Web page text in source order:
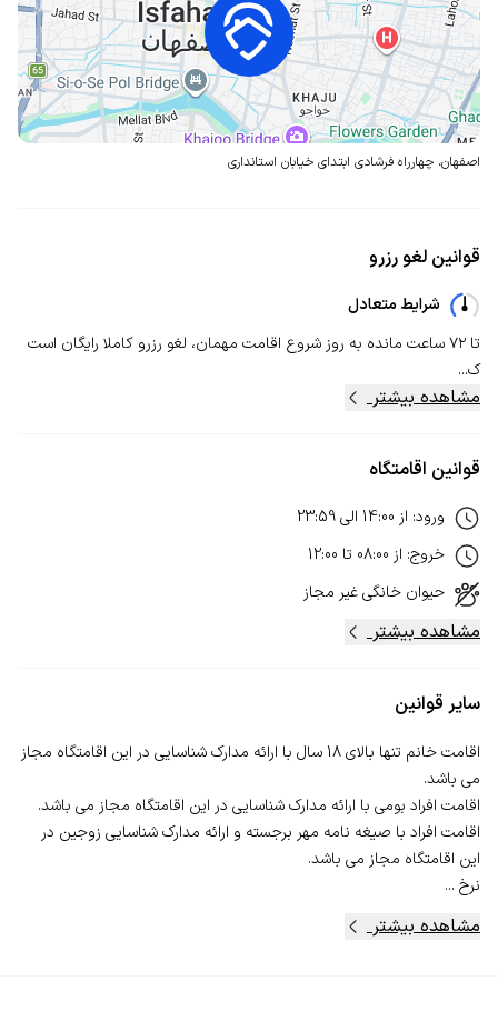
اصفهان، چهارراه فرشادی ابتدای خیابان استانداری
قوانین لغو رزرو
شرایط متعادل
تا ۷۲ ساعت مانده به روز شروع اقامت مهمان، لغو رزرو کاملا رایگان است
ک...
مشاهده بیشتر
قوانین اقامتگاه
ورود: از 14:00 الی23:59
خروج: از 08:00 تا 12:00
حیوان خانگیغیر مجاز
مشاهده بیشتر
سایر قوانین
اقامت خانم تنها بالای 18 سال با ارائه مدارک شناسایی در این اقامتگاه مجاز
اقامت افراد با صیغه نامه مهر برجسته و ارائه مدارک شناسایی زوجین در
نرخ ...
مشاهده بیشتر